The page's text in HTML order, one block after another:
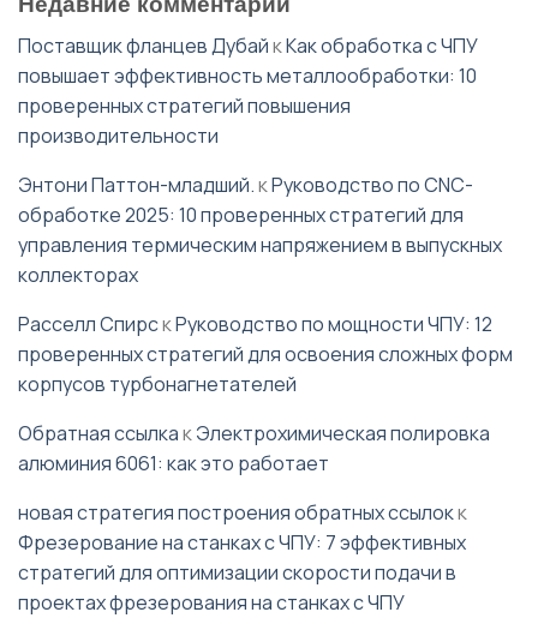
Поставщик фланцев ДубайкКак обработка с ЧПУ
повышает эффективность металлообработки: 10
проверенных стратегий повышения
производительности
Энтони Паттон-младший.кРуководство по CNC-
обработке 2025: 10 проверенных стратегий для
управления термическим напряжением в выпускных
коллекторах
Расселл СпирскРуководство по мощности ЧПУ: 12
проверенных стратегий для освоения сложных форм
корпусов турбонагнетателей
Обратная ссылкакЭлектрохимическая полировка
алюминия 6061: как это работает
новая стратегия построения обратных ссылокк
Фрезерование на станках с ЧПУ: 7 эффективных
стратегий для оптимизации скорости подачи в
проектах фрезерования на станках с ЧПУ